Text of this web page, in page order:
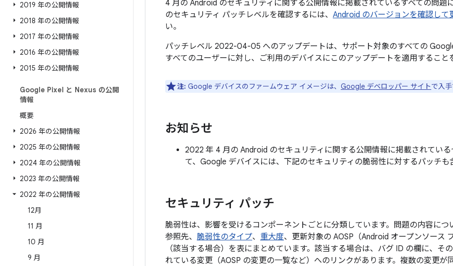
2019 年の公開情報
2018 年の公開情報
2017 年の公開情報
2016 年の公開情報
2015 年の公開情報
Google Pixel と Nexus の公開
情報
概要
2026 年の公開情報
2025 年の公開情報
2024 年の公開情報
2023 年の公開情報
2022 年の公開情報
12月
11 月
10 月
9 月
4 月の Android のセキュリティに関する公開情報に掲載されているすべての問題
のセキュリティ パッチレベルを確認するには、 Android のバージョンを確認して
い。
パッチレベル 2022-04-05 へのアップデートは、サポート対象のすべての
すべてのユーザーに対し、ご利用のデバイスにこのアップデートを適用すること
注: Google デバイスのファームウェア イメージは、 Google デベロッパー サイトで入手
お知らせ
2022 年 4 月の Android のセキュリティに関する公開情報に掲載されてい
て、Google デバイスには、下記のセキュリティの脆弱性に対するパッチも
セキュリティ パッチ
脆弱性は、影響を受けるコンポーネントごとに分類しています。問題の内容につ
参照先、 脆弱性のタイプ、 重大度、更新対象の AOSP（Android オープンソース
（該当する場合）を表にまとめています。該当する場合は、バグ ID の欄に、そ
れている変更（AOSP の変更の一覧など）へのリンクがあります。複数の変更が